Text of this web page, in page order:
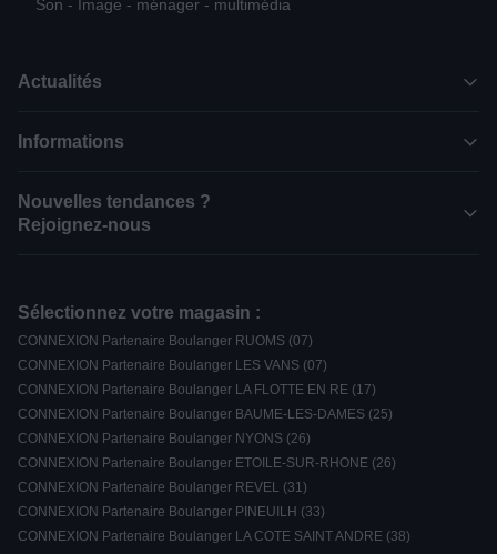
Son - Image - ménager - multimédia
Actualités
Informations
Nouvelles tendances ?
Rejoignez-nous
Sélectionnez votre magasin :
CONNEXION Partenaire Boulanger RUOMS (07)
CONNEXION Partenaire Boulanger LES VANS (07)
CONNEXION Partenaire Boulanger LA FLOTTE EN RE (17)
CONNEXION Partenaire Boulanger BAUME-LES-DAMES (25)
CONNEXION Partenaire Boulanger NYONS (26)
CONNEXION Partenaire Boulanger ETOILE-SUR-RHONE (26)
CONNEXION Partenaire Boulanger REVEL (31)
CONNEXION Partenaire Boulanger PINEUILH (33)
CONNEXION Partenaire Boulanger LA COTE SAINT ANDRE (38)